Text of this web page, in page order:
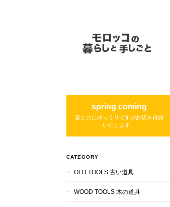
spring coming
春と共にゆっくりですがお店を再開
いたします。
CATEGORY
OLD TOOLS 古い道具
WOOD TOOLS 木の道具